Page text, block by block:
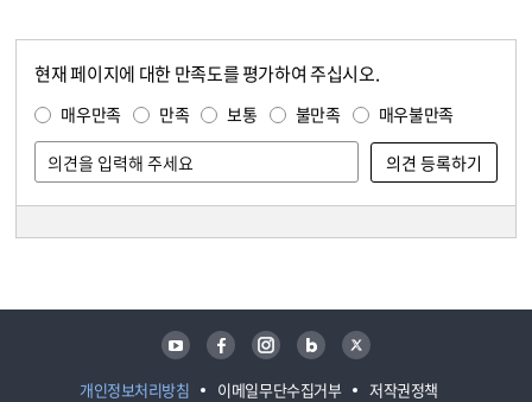
현재 페이지에 대한 만족도를 평가하여 주십시오.
매우만족 만족 보통 불만족 매우불만족
개인정보처리방침 이메일무단수집거부 저작권정책
유튜브 페이스북 인스타그램 블로그 트위터